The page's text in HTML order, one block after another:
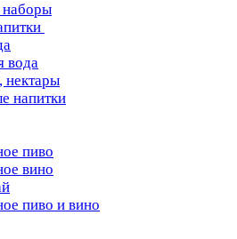
вода
нектары
напитки
пиво
вино
пиво и вино